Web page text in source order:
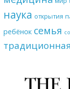
наука открытия
ребёнок семья